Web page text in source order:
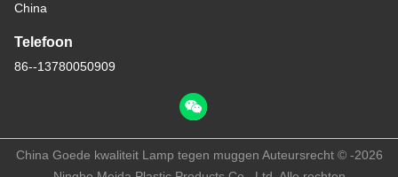
China
Telefoon
86--13780050909
China Goede kwaliteit Lamp tegen muggen Auteursrecht © -2026